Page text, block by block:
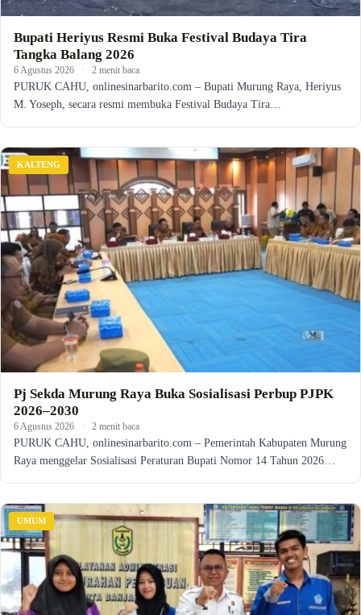
Bupati Heriyus Resmi Buka Festival Budaya Tira
Tangka Balang 2026
6 Agustus 2026 · 2 menit baca
PURUK CAHU, onlinesinarbarito.com – Bupati Murung Raya, Heriyus
M. Yoseph, secara resmi membuka Festival Budaya Tira…
KALTENG
Pj Sekda Murung Raya Buka Sosialisasi Perbup PJPK
2026–2030
6 Agustus 2026 · 2 menit baca
PURUK CAHU, onlinesinarbarito.com – Pemerintah Kabupaten Murung
Raya menggelar Sosialisasi Peraturan Bupati Nomor 14 Tahun 2026…
UMUM